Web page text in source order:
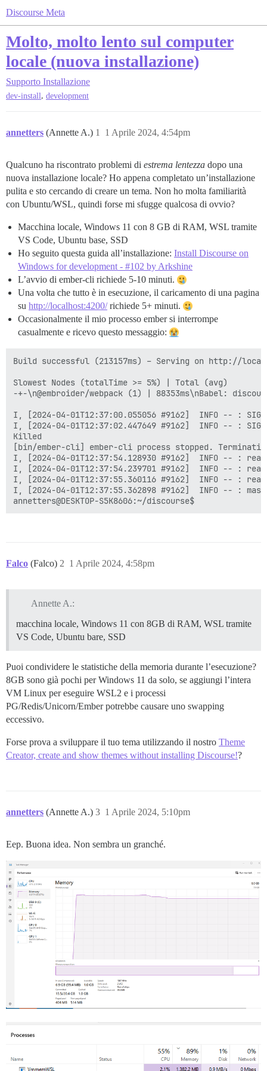
Discourse Meta
Molto, molto lento sul computer
locale (nuova installazione)
Supporto Installazione
dev-install, development
annetters (Annette A.) 1 Aprile 2024, 4:54pm
1
Qualcuno ha riscontrato problemi di estrema lentezza dopo una
nuova installazione locale? Ho appena completato un’installazione
pulita e sto cercando di creare un tema. Non ho molta familiarità
con Ubuntu/WSL, quindi forse mi sfugge qualcosa di ovvio?
Macchina locale, Windows 11 con 8 GB di RAM, WSL tramite
VS Code, Ubuntu base, SSD
Ho seguito questa guida all’installazione: Install Discourse on
Windows for development - #102 by Arkshine
L’avvio di ember-cli richiede 5-10 minuti.
Una volta che tutto è in esecuzione, il caricamento di una pagina
su http://localhost:4200/richiede 5+ minuti.
Occasionalmente il mio processo ember si interrompe
casualmente e ricevo questo messaggio:
Build successful (213157ms) – Serving on http://
Slowest Nodes (totalTime >= 5%) | Total (avg)
-+-\n@embroider/webpack (1) | 88353ms\nBabel:
I, [2024-04-01T12:37:00.055056 #9162]  INFO -- :
I, [2024-04-01T12:37:02.447649 #9162]  INFO -- :
Killed
[bin/ember-cli] ember-cli process stopped.
I, [2024-04-01T12:37:54.128930 #9162]  INFO -- :
I, [2024-04-01T12:37:54.239701 #9162]  INFO -- :
I, [2024-04-01T12:37:55.360116 #9162]  INFO -- :
I, [2024-04-01T12:37:55.362898 #9162]  INFO -- :
Falco (Falco) 1 Aprile 2024, 4:58pm
2
Annette A.:
macchina locale, Windows 11 con 8GB di RAM, WSL tramite
VS Code, Ubuntu bare, SSD
Puoi condividere le statistiche della memoria durante l’esecuzione?
8GB sono già pochi per Windows 11 da solo, se aggiungi l’intera
VM Linux per eseguire WSL2 e i processi
PG/Redis/Unicorn/Ember potrebbe causare uno swapping
eccessivo.
Forse prova a sviluppare il tuo tema utilizzando il nostro Theme
Creator, create and show themes without installing Discourse!?
annetters (Annette A.) 1 Aprile 2024, 5:10pm
3
Eep. Buona idea. Non sembra un granché.